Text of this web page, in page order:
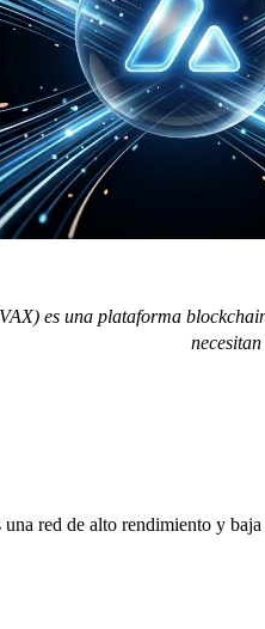
es una plataforma
una red de alto rendimiento y